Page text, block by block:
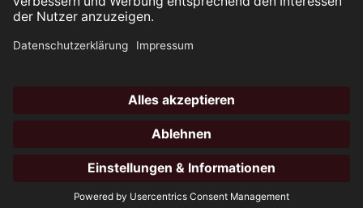
All rights reserved ©2026